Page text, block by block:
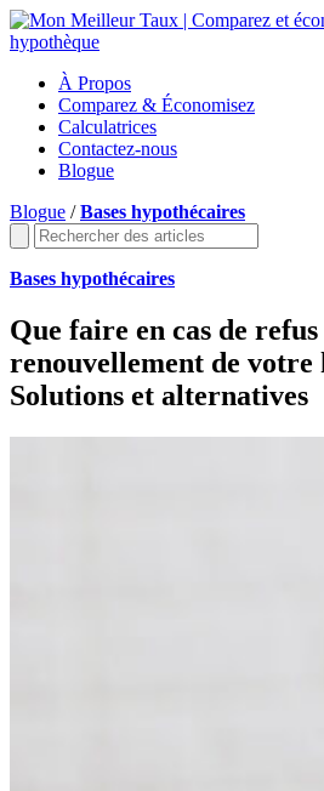
À Propos
Comparez & Économisez
Calculatrices
Contactez-nous
Blogue
Blogue /Bases hypothécaires
Bases hypothécaires
Que faire en cas de refus
renouvellement de votre
Solutions et alternatives